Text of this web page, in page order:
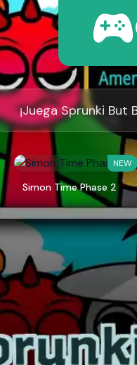
¡Juega Sprunki But
NEW
Simon Time Phase 2